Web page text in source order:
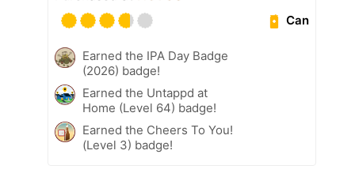
Can
Earned the IPA Day Badge
(2026) badge!
Earned the Untappd at
Home (Level 64) badge!
Earned the Cheers To You!
(Level 3) badge!